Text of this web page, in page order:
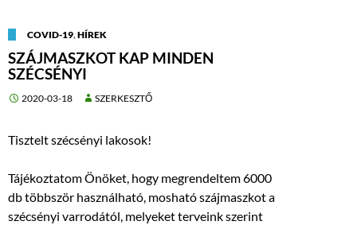
COVID-19,HÍREK
SZÁJMASZKOT KAP MINDEN
SZÉCSÉNYI
2020-03-18 SZERKESZTŐ
Tisztelt szécsényi lakosok!
Tájékoztatom Önöket, hogy megrendeltem 6000
db többször használható, mosható szájmaszkot a
szécsényi varrodától, melyeket terveink szerint